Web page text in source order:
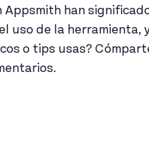
Appsmith han
uso de la herramienta,
o tips usas?